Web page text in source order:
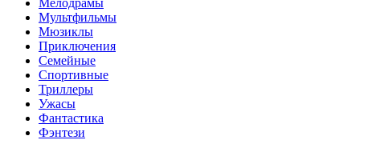
Мелодрамы
Мультфильмы
Мюзиклы
Приключения
Семейные
Спортивные
Триллеры
Ужасы
Фантастика
Фэнтези